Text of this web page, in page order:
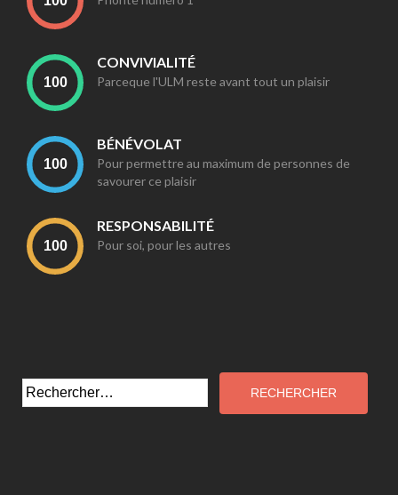
CONVIVIALITÉ
Parceque l'ULM reste avant tout un plaisir
BÉNÉVOLAT
Pour permettre au maximum de personnes de
savourer ce plaisir
RESPONSABILITÉ
Pour soi, pour les autres
Rechercher :